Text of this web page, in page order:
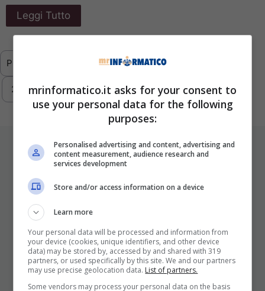
Leggi Tutto
Previous 3 4
293 Next
ULTIMI ARTICOLI
I Pro E I Contro Di Una Nuova Moda
mrinformatico.it asks for your consent to
use your personal data for the following
purposes:
Personalised advertising and content, advertising and
content measurement, audience research and
services development
Store and/or access information on a device
Learn more
Your personal data will be processed and information from
your device (cookies, unique identifiers, and other device
data) may be stored by, accessed by and shared with 319
partners, or used specifically by this site. We and our partners
may use precise geolocation data. List of partners.
Some vendors may process your personal data on the basis